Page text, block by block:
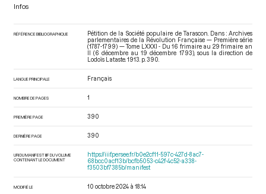
Infos
RÉFÉRENCE BIBLIOGRAPHIQUE
Pétition de la Société populaire de Tarascon. Dans : Archives
parlementaires de la Révolution Française — Première série
(1787-1799) — Tome LXXXI - Du 16 frimaire au 29 frimaire an
II (6 décembre au 19 décembre 1793), sous la direction de
Lodoïs Lataste. 1913. p. 390.
LANGUE PRINCIPALE Français
NOMBRE DE PAGES 1
PREMIÈRE PAGE 390
DERNIÈRE PAGE 390
URI DU MANIFEST IIIF DU VOLUME
CONTENANT LE DOCUMENT
https://iiif.persee.fr/b0e2cf11-597c-427d-8ac7-
68bcc0acf13b/bcfb5053-c42f-4c52-a338-
f3503bf7385b/manifest
MODIFIÉ LE 10 octobre 2024 à 18:14